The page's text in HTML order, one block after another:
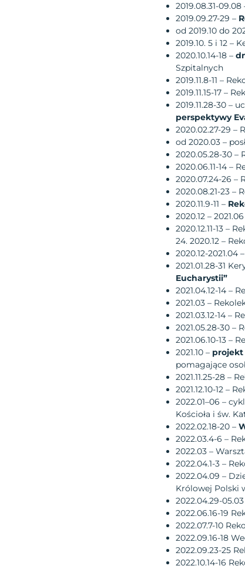
2019.08.31-
2019.09.27-29 –
od 2019.10 do
2019.10. 5 i 12 –
2020.10.14-18 –
Szpitalnych
2019.11.8-11 –
2019.11.15-17 –
2019.11.28-30 –
perspektywy
2020.02.27-29 –
od 2020.03 –
2020.05.28-30 –
2020.06.11-14 –
2020.07.24-26 –
2020.08.21-23 –
2020.11.9-11 –
2020.12 –
2020.12.11-13 –
24. 2020.12 –
2020.12-2021.04 –
2021.01.28-31
Eucharystii”
2021.04.12-14 –
2021.03 –
2021.03.12-14 –
2021.05.28-30 –
2021.06.10-13 –
2021.10 – projekt
pomagające
2021.11.25-28 –
2021.12.10-12 –
2022.01–06 –
Kościoła i św.
2022.02.18-20 –
2022.03.4-6 –
2022.03 –
2022.04.1-3 –
2022.04.09 –
Królowej Polski
2022.04.29-
2022.06.16-19
2022.07.7-10
2022.09.16-18
2022.09.23-25
2022.10.14-16